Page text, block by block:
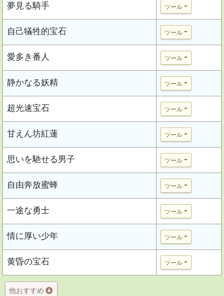
夢見る騎手 ツール
自己犠牲的宝石 ツール
愛多き番人 ツール
静かなる妖精 ツール
超光速宝石 ツール
甘えん坊紅蓮 ツール
思いを馳せる男子 ツール
自由奔放蜜蜂 ツール
一途な勇士 ツール
情に厚い少年 ツール
黄昏の宝石 ツール
他おすすめ